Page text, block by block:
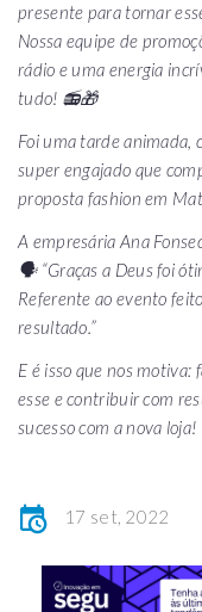
presente para tornar
Nossa equipe de
rádio e uma energia
tudo! 📻🎁
Foi uma tarde animada,
super engajado que
proposta fashion em
A empresária Ana
🗣️ “Graças a Deus foi
Referente ao evento
resultado.”
E é isso que nos
esse e contribuir com
sucesso com a nova loja!
17 set, 2022